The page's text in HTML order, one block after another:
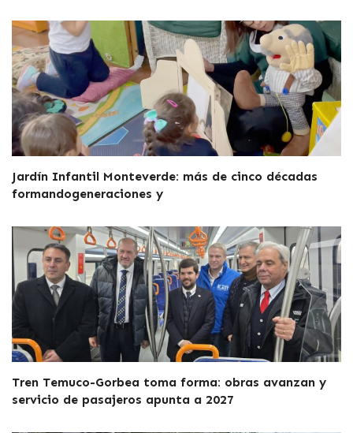
Jardín Infantil Monteverde: más de cinco décadas
formandogeneraciones y
Tren Temuco-Gorbea toma forma: obras avanzan y
servicio de pasajeros apunta a 2027